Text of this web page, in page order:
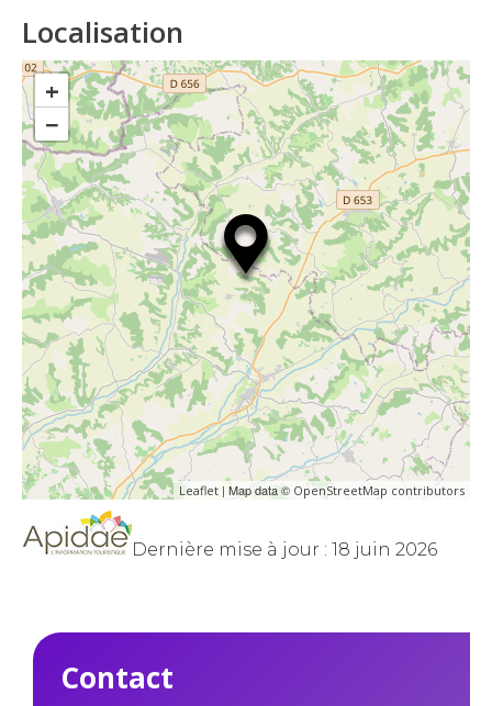
Localisation
+
−
Leaflet | Map data © OpenStreetMap contributors
Dernière mise à jour : 18 juin 2026
Contact